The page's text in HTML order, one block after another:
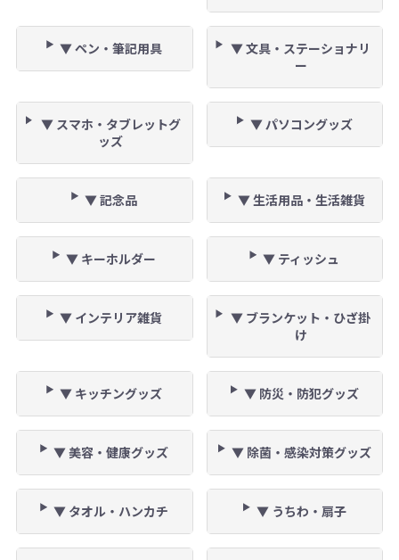
▼ ペン・筆記用具
▼ 文具・ステーショナリ
ー
▼ スマホ・タブレットグ
ッズ
▼ パソコングッズ
▼ 記念品 ▼ 生活用品・生活雑貨
▼ キーホルダー ▼ ティッシュ
▼ インテリア雑貨
▼ ブランケット・ひざ掛
け
▼ キッチングッズ ▼ 防災・防犯グッズ
▼ 美容・健康グッズ ▼ 除菌・感染対策グッズ
▼ タオル・ハンカチ ▼ うちわ・扇子